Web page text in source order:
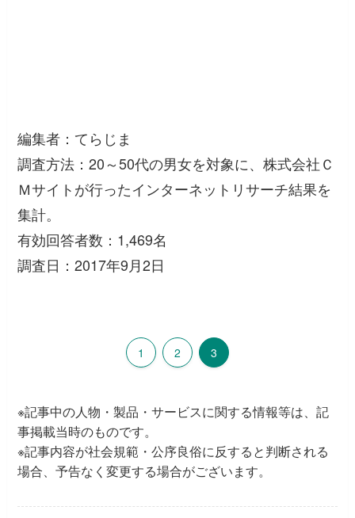
編集者：てらじま
調査方法：20～50代の男女を対象に、株式会社Ｃ
Ｍサイトが行ったインターネットリサーチ結果を
集計。
有効回答者数：1,469名
調査日：2017年9月2日
1 2 3
※記事中の人物・製品・サービスに関する情報等は、記
事掲載当時のものです。
※記事内容が社会規範・公序良俗に反すると判断される
場合、予告なく変更する場合がございます。